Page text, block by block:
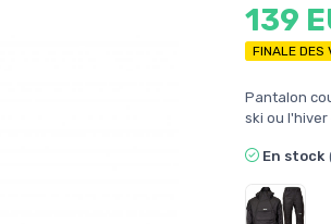
139
FINALE DES
Pantalon
ski ou l'hiver
En stock